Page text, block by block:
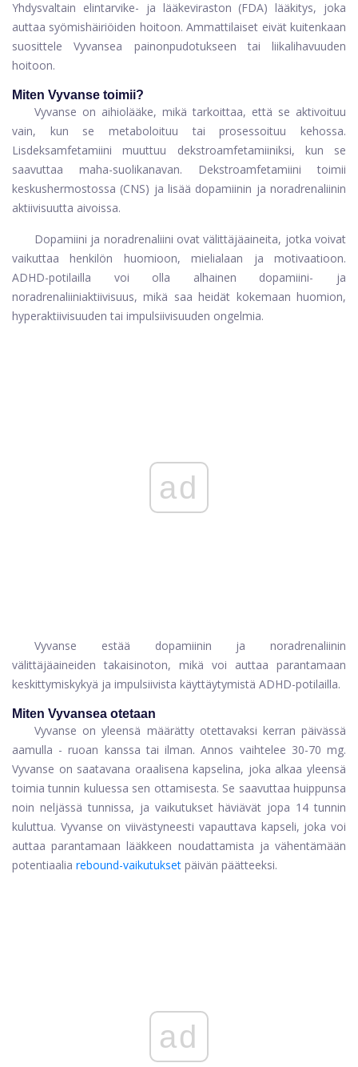
Yhdysvaltain elintarvike- ja lääkeviraston (FDA) lääkitys, joka
auttaa syömishäiriöiden hoitoon. Ammattilaiset eivät kuitenkaan
suosittele Vyvansea painonpudotukseen tai liikalihavuuden
hoitoon.
Miten Vyvanse toimii?
Vyvanse on aihiolääke, mikä tarkoittaa, että se aktivoituu
vain, kun se metaboloituu tai prosessoituu kehossa.
Lisdeksamfetamiini muuttuu dekstroamfetamiiniksi, kun se
saavuttaa maha-suolikanavan. Dekstroamfetamiini toimii
keskushermostossa (CNS) ja lisää dopamiinin ja noradrenaliinin
aktiivisuutta aivoissa.
Dopamiini ja noradrenaliini ovat välittäjäaineita, jotka voivat
vaikuttaa henkilön huomioon, mielialaan ja motivaatioon.
ADHD-potilailla voi olla alhainen dopamiini- ja
noradrenaliiniaktiivisuus, mikä saa heidät kokemaan huomion,
hyperaktiivisuuden tai impulsiivisuuden ongelmia.
ad
Vyvanse estää dopamiinin ja noradrenaliinin
välittäjäaineiden takaisinoton, mikä voi auttaa parantamaan
keskittymiskykyä ja impulsiivista käyttäytymistä ADHD-potilailla.
Miten Vyvansea otetaan
Vyvanse on yleensä määrätty otettavaksi kerran päivässä
aamulla - ruoan kanssa tai ilman. Annos vaihtelee 30-70 mg.
Vyvanse on saatavana oraalisena kapselina, joka alkaa yleensä
toimia tunnin kuluessa sen ottamisesta. Se saavuttaa huippunsa
noin neljässä tunnissa, ja vaikutukset häviävät jopa 14 tunnin
kuluttua. Vyvanse on viivästyneesti vapauttava kapseli, joka voi
auttaa parantamaan lääkkeen noudattamista ja vähentämään
potentiaalia rebound-vaikutukset päivän päätteeksi.
ad